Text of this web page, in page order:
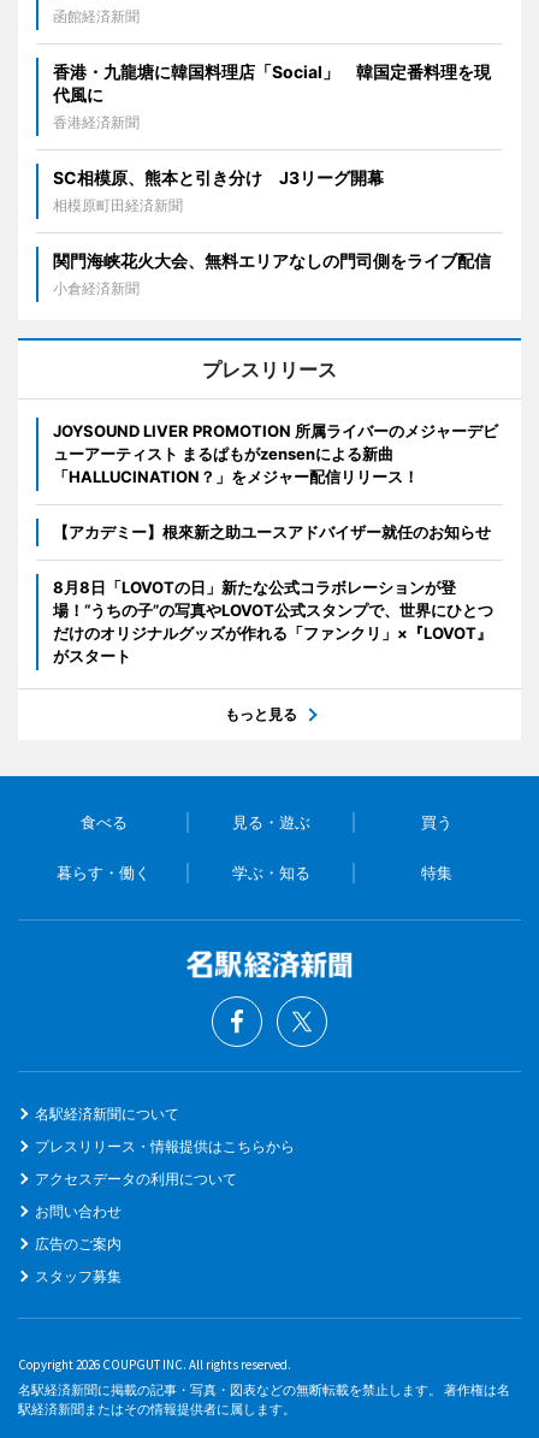
函館経済新聞
香港・九龍塘に韓国料理店「Social」 韓国定番料理を現
代風に
香港経済新聞
SC相模原、熊本と引き分け J3リーグ開幕
相模原町田経済新聞
関門海峡花火大会、無料エリアなしの門司側をライブ配信
小倉経済新聞
プレスリリース
JOYSOUND LIVER PROMOTION 所属ライバーのメジャーデビ
ューアーティスト まるぱもがzensenによる新曲
「HALLUCINATION？」をメジャー配信リリース！
【アカデミー】根來新之助ユースアドバイザー就任のお知らせ
8月8日「LOVOTの日」新たな公式コラボレーションが登
場！“うちの子”の写真やLOVOT公式スタンプで、世界にひとつ
だけのオリジナルグッズが作れる「ファンクリ」×『LOVOT』
がスタート
もっと見る
食べる 見る・遊ぶ 買う
暮らす・働く 学ぶ・知る 特集
名駅経済新聞について
プレスリリース・情報提供はこちらから
アクセスデータの利用について
お問い合わせ
広告のご案内
スタッフ募集
Copyright 2026 COUPGUT INC. All rights reserved.
名駅経済新聞に掲載の記事・写真・図表などの無断転載を禁止します。 著作権は名
駅経済新聞またはその情報提供者に属します。